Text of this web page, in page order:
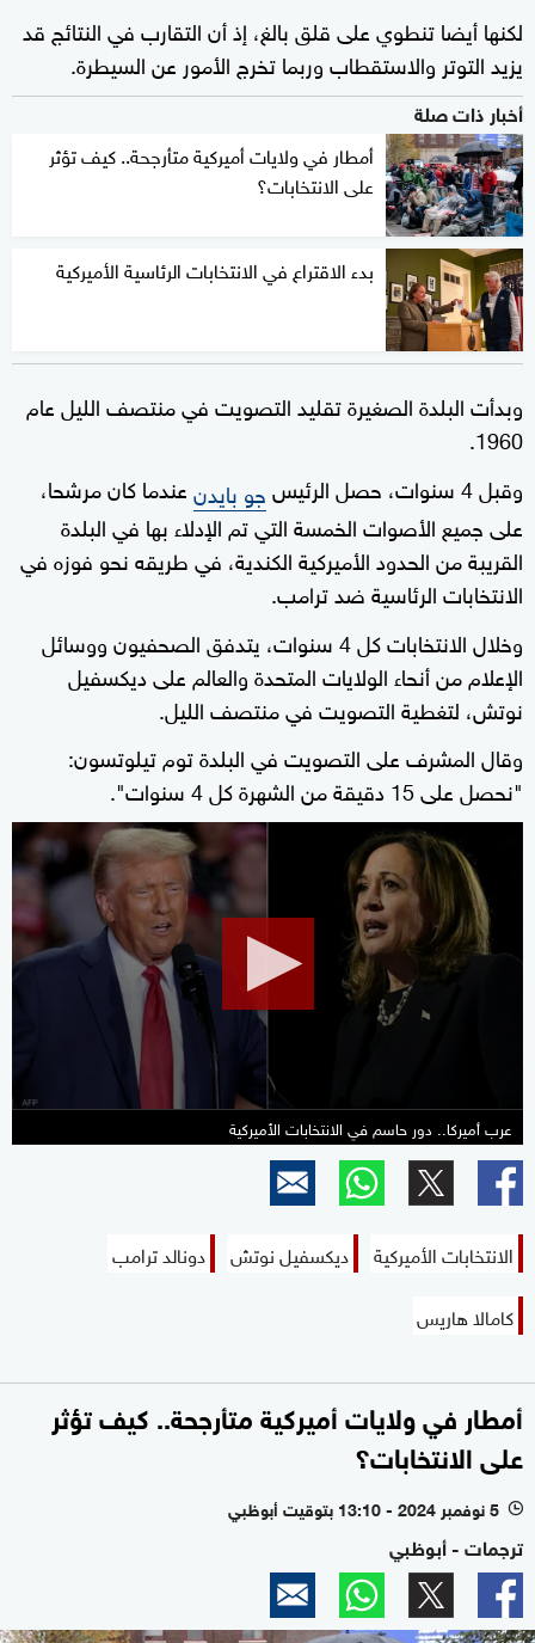
لكنها أيضا تنطوي على قلق بالغ، إذ أن التقارب في النتائج قد
يزيد التوتر والاستقطاب وربما تخرج الأمور عن السيطرة.
أخبار ذات صلة
أمطار في ولايات أميركية متأرجحة.. كيف تؤثر
على الانتخابات؟
بدء الاقتراع في الانتخابات الرئاسية الأميركية
وبدأت البلدة الصغيرة تقليد التصويت في منتصف الليل عام
1960.
وقبل 4 سنوات، حصل الرئيس
جو بايدنعندما كان مرشحا،
على جميع الأصوات الخمسة التي تم الإدلاء بها في البلدة
القريبة من الحدود الأميركية الكندية، في طريقه نحو فوزه في
الانتخابات الرئاسية ضد ترامب.
وخلال الانتخابات كل 4 سنوات، يتدفق الصحفيون ووسائل
الإعلام من أنحاء الولايات المتحدة والعالم على ديكسفيل
نوتش، لتغطية التصويت في منتصف الليل.
وقال المشرف على التصويت في البلدة توم تيلوتسون:
"نحصل على 15 دقيقة من الشهرة كل 4 سنوات".
0
seconds
16
minutes,
49
عرب أميركا.. دور حاسم في الانتخابات الأميركية
الانتخابات الأميركية ديكسفيل نوتش
دونالد ترامب
كامالا هاريس
أمطار في ولايات أميركية متأرجحة.. كيف تؤثر
على الانتخابات؟
l 5 نوفمبر 2024 - 13:10 بتوقيت أبوظبي
ترجمات - أبوظبي